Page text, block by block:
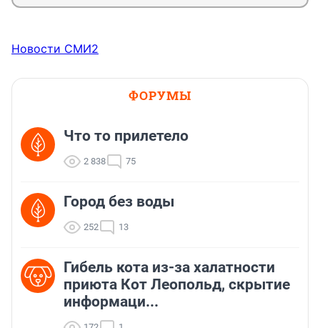
Новости СМИ2
ФОРУМЫ
Что то прилетело
2 838 75
Город без воды
252 13
Гибель кота из-за халатности
приюта Кот Леопольд, скрытиe
информаци...